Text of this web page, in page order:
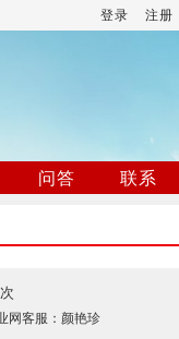
登录 注册
问答
联系
客服：颜艳珍